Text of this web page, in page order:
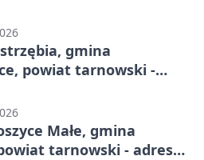
gmina
powiat tarnowski -
Małe, gmina
tarnowski - adresy,